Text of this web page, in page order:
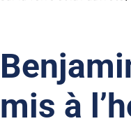
mis à